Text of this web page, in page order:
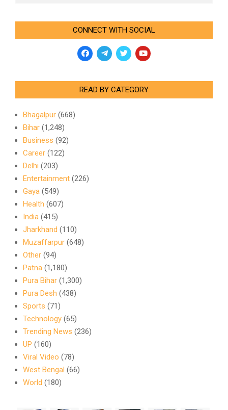
CONNECT WITH SOCIAL
READ BY CATEGORY
Bhagalpur (668)
Bihar (1,248)
Business (92)
Career (122)
Delhi (203)
Entertainment (226)
Gaya (549)
Health (607)
India (415)
Jharkhand (110)
Muzaffarpur (648)
Other (94)
Patna (1,180)
Pura Bihar (1,300)
Pura Desh (438)
Sports (71)
Technology (65)
Trending News (236)
UP (160)
Viral Video (78)
West Bengal (66)
World (180)